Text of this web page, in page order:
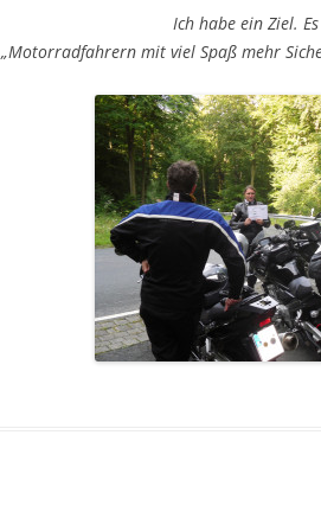
Ich habe ein Ziel.
„Motorradfahrern mit viel Spaß mehr